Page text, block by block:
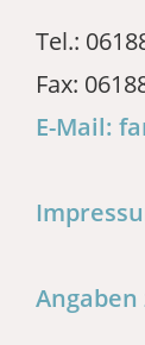
Tel.:
Fax:
E-Mail: